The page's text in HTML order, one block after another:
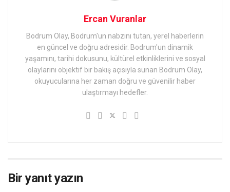
Ercan Vuranlar
Bodrum Olay, Bodrum'un nabzını tutan, yerel haberlerin
en güncel ve doğru adresidir. Bodrum'un dinamik
yaşamını, tarihi dokusunu, kültürel etkinliklerini ve sosyal
olaylarını objektif bir bakış açısıyla sunan Bodrum Olay,
okuyucularına her zaman doğru ve güvenilir haber
ulaştırmayı hedefler.
Bir yanıt yazın